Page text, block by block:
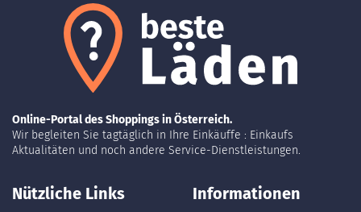
Online-Portal des Shoppings in Österreich.
Wir begleiten Sie tagtäglich in Ihre Einkäuffe : Einkaufs
Aktualitäten und noch andere Service-Dienstleistungen.
Nützliche Links Informationen